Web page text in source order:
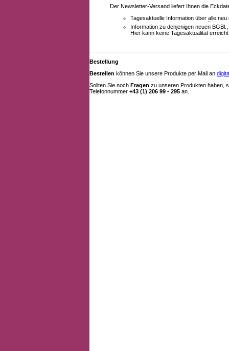
Der Newsletter-Versand liefert Ihnen die
Tagesaktuelle Information über alle neu
Information zu denjenigen neuen
Hier kann keine Tagesaktualität
Bestellung
Bestellen können Sie unsere Produkte per Mail an
Sollten Sie noch Fragen zu unseren Produkten haben,
Telefonnummer +43 (1) 206 99 - 295 an.